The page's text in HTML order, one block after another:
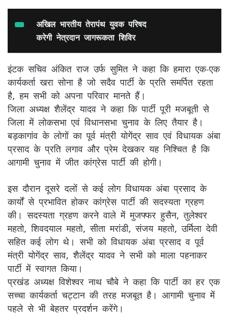
अखिल भारतीय तेरापंथ युवक परिषद
करेगी नेत्रदान जागरूकता शिविर
इंटक सचिव अंकित राज उर्फ सुमित ने कहा कि हमारा एक-एक
कार्यकर्ता खरा सोना है जो सदैव पार्टी के प्रति समर्पित रहता
है, हम सभी को अपना परिवार मानते हैं।
जिला अध्यक्ष शैलेंद्र यादव ने कहा कि पार्टी पूरी मजबूती से
जिला में लोकसभा एवं विधानसभा चुनाव के लिए तैयार है।
बड़कागांव के लोगों का पूर्व मंत्री योगेंद्र साव एवं विधायक अंबा
प्रसाद के प्रति लगाव और प्रेम देखकर यह निश्चित है कि
आगामी चुनाव में जीत कांग्रेस पार्टी की होगी।
इस दौरान दूसरे दलों से कई लोग विधायक अंबा प्रसाद के
कार्यों से प्रभावित होकर कांग्रेस पार्टी की सदस्यता ग्रहण
की। सदस्यता ग्रहण करने वाले में मुजफ्फर हुसैन, तुलेश्वर
महतो, शिवदयाल महतो, सीता मरांडी, संजय महतो, उर्मिला देवी
सहित कई लोग थे। सभी को विधायक अंबा प्रसाद व पूर्व
मंत्री योगेंद्र साव, शैलेंद्र यादव ने सभी को माला पहनाकर
पार्टी में स्वागत किया।
प्रखंड अध्यक्ष विशेश्वर नाथ चौबे ने कहा कि पार्टी का हर एक
सच्चा कार्यकर्ता चट्टान की तरह मजबूत है। आगामी चुनाव में
पहले से भी बेहतर प्रदर्शन करेंगे।